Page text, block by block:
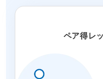
ペア得レ